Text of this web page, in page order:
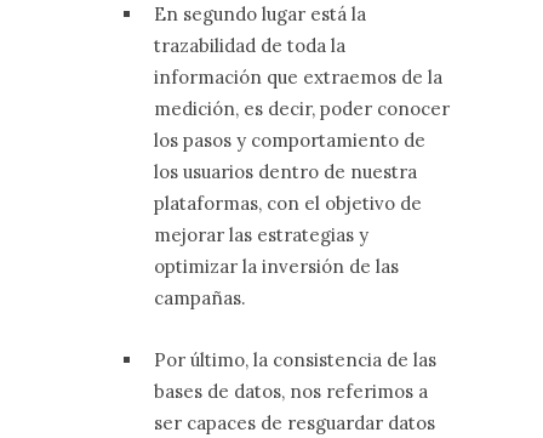
En segundo lugar está la
trazabilidad de toda la
información que extraemos de la
medición, es decir, poder conocer
los pasos y comportamiento de
los usuarios dentro de nuestra
plataformas, con el objetivo de
mejorar las estrategias y
optimizar la inversión de las
campañas.
Por último, la consistencia de las
bases de datos, nos referimos a
ser capaces de resguardar datos